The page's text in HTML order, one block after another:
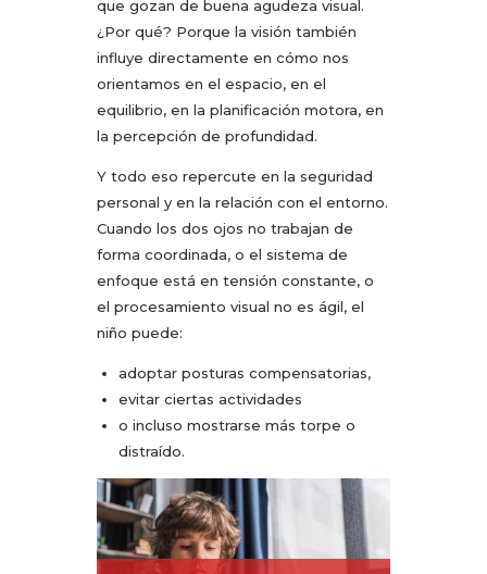
que gozan de buena agudeza visual.
¿Por qué? Porque la visión también
influye directamente en cómo nos
orientamos en el espacio, en el
equilibrio, en la planificación motora, en
la percepción de profundidad.
Y todo eso repercute en la seguridad
personal y en la relación con el entorno.
Cuando los dos ojos no trabajan de
forma coordinada, o el sistema de
enfoque está en tensión constante, o
el procesamiento visual no es ágil, el
niño puede:
adoptar posturas compensatorias,
evitar ciertas actividades
o incluso mostrarse más torpe o
distraído.